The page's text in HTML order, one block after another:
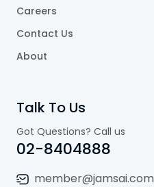
Careers
Contact Us
About
Talk To Us
Got Questions? Call us
02-8404888
member@jamsai.com